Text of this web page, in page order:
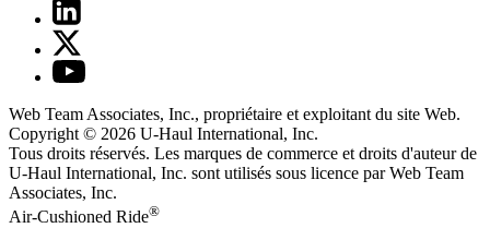
Web Team Associates, Inc., propriétaire et exploitant du site Web.
Copyright © 2026 U-Haul International, Inc.
Tous droits réservés. Les marques de commerce et droits d'auteur de
U-Haul International, Inc. sont utilisés sous licence par Web Team
Associates, Inc.
Air-Cushioned Ride®